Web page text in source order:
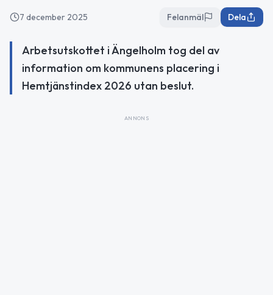
7 december 2025 Felanmäl Dela
Arbetsutskottet i Ängelholm tog del av
information om kommunens placering i
Hemtjänstindex 2026 utan beslut.
ANNONS